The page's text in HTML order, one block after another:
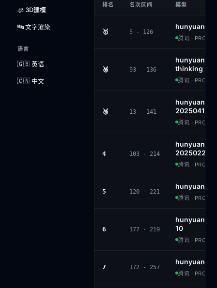
🧊 3D建模
🔤 文字渲染
语言
🇬🇧 英语
🇨🇳 中文
排名 名次区间 模型
🥇 5 - 126
hunyuan-
腾讯 ·
🥈 93 - 136
hunyuan-
thinking
腾讯 ·
🥉 13 - 141
hunyuan-
20250416
腾讯 ·
4 103 - 214
hunyuan-
20250226
腾讯 ·
5 120 - 221
hunyuan-
腾讯 ·
6 177 - 219
hunyuan-
10
腾讯 ·
7 172 - 257
hunyuan-
腾讯 ·